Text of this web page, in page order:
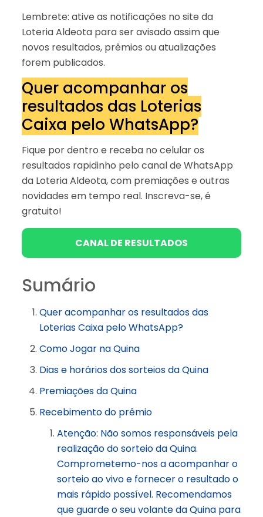
Lembrete: ative as notificações no site da
Loteria Aldeota para ser avisado assim que
novos resultados, prêmios ou atualizações
forem publicados.
Quer acompanhar os
resultados das Loterias
Caixa pelo WhatsApp?
Fique por dentro e receba no celular os
resultados rapidinho pelo canal de WhatsApp
da Loteria Aldeota, com premiações e outras
novidades em tempo real. Inscreva-se, é
gratuito!
CANAL DE RESULTADOS
Sumário
Quer acompanhar os resultados das
Loterias Caixa pelo WhatsApp?
Como Jogar na Quina
Dias e horários dos sorteios da Quina
Premiações da Quina
Recebimento do prêmio
Atenção: Não somos responsáveis pela
realização do sorteio da Quina.
Comprometemo-nos a acompanhar o
sorteio ao vivo e fornecer o resultado o
mais rápido possível. Recomendamos
que guarde o seu volante da Quina para